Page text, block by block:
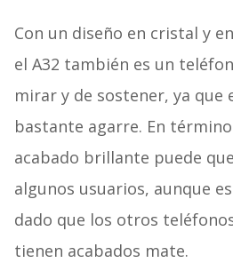
Con un diseño en cristal y
el A32 también es un
mirar y de sostener, ya que
bastante agarre. En
acabado brillante puede
algunos usuarios, aunque
dado que los otros
tienen acabados mate.